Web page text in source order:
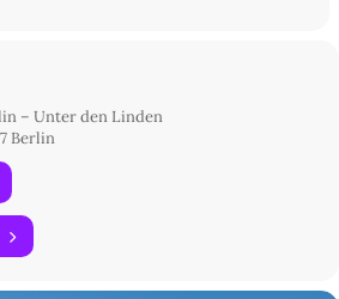
– Unter den Linden
Berlin